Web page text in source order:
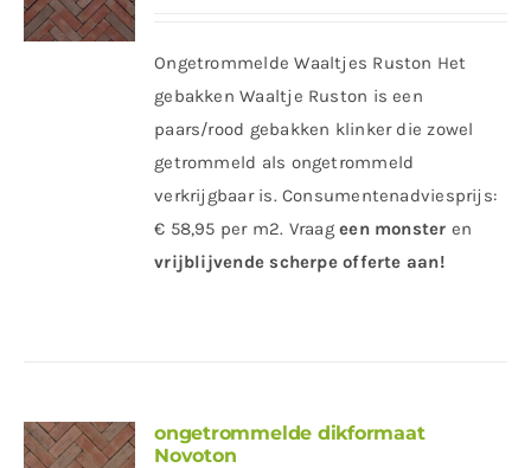
Ongetrommelde Waaltjes Ruston Het
gebakken Waaltje Ruston is een
paars/rood gebakken klinker die zowel
getrommeld als ongetrommeld
verkrijgbaar is. Consumentenadviesprijs:
€ 58,95 per m2. Vraag eenmonster en
vrijblijvende scherpe offerte aan!
ongetrommelde dikformaat
Novoton